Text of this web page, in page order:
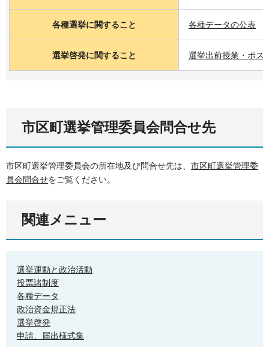
各種選挙に関すること 各種データの公表
選挙啓発に関すること 選挙出前授業・ポス
市区町選挙管理委員会問合せ先
市区町選挙管理委員会の所在地及び問合せ先は、 市区町選挙管理委
員会問合せをご覧ください。
関連メニュー
選挙運動と政治活動
投票諸制度
各種データ
政治資金規正法
選挙啓発
申請、届出様式集